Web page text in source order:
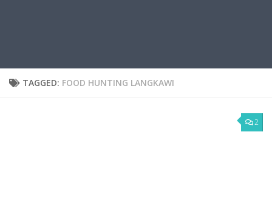
TAGGED: FOOD HUNTING LANGKAWI
2